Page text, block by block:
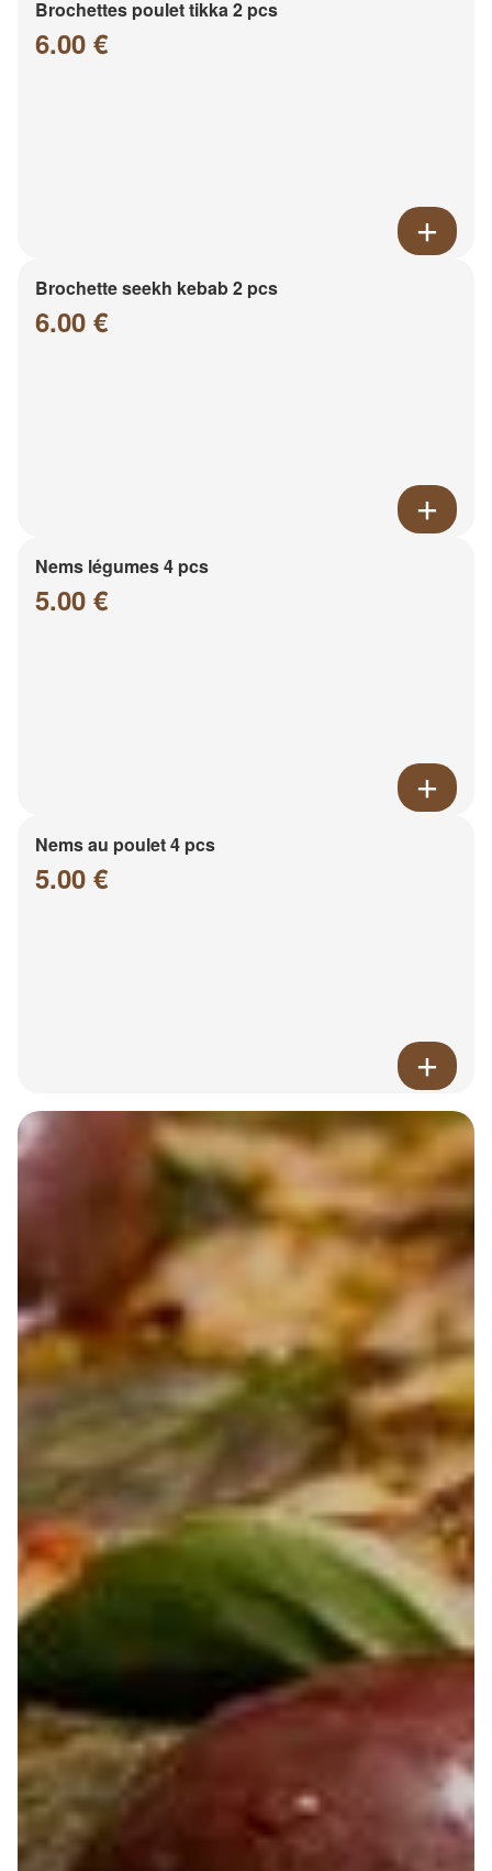
Brochettes poulet tikka 2 pcs
6.00 €
Brochette seekh kebab 2 pcs
6.00 €
Nems légumes 4 pcs
5.00 €
Nems au poulet 4 pcs
5.00 €